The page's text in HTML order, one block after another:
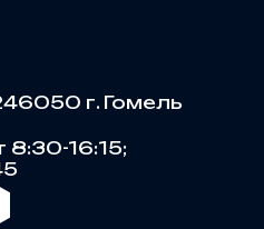
г. Гомель
8:30-16:15;